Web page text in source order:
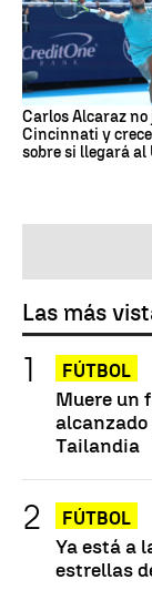
Carlos Alcaraz no
Cincinnati y
sobre si llegará al
Las más
FÚTBOL
Muere un
alcanzado
Tailandia
FÚTBOL
Ya está a
estrellas